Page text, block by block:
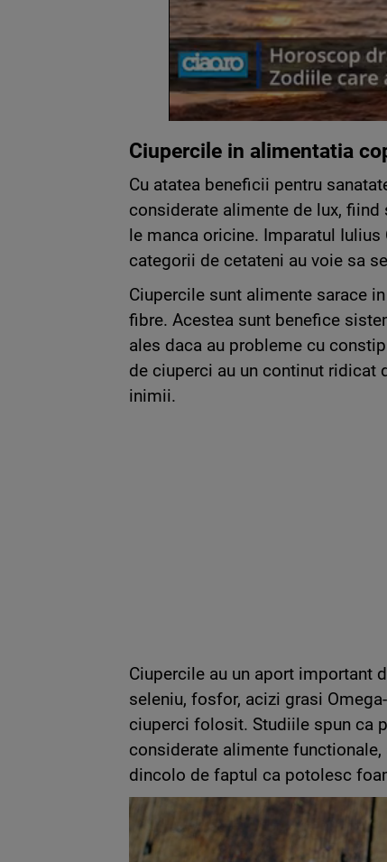
Ciupercile in alimentatia
Cu atatea beneficii pentru
considerate alimente de lux,
le manca oricine. Imparatul
categorii de cetateni au voie sa
Ciupercile sunt alimente sarace
fibre. Acestea sunt benefice
ales daca au probleme cu
de ciuperci au un continut ridicat
inimii.
Ciupercile au un aport important
seleniu, fosfor, acizi grasi
ciuperci folosit. Studiile spun ca
considerate alimente
dincolo de faptul ca potolesc